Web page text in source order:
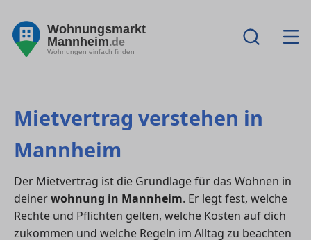
Wohnungsmarkt
Mannheim.de
Wohnungen einfach finden
Mietvertrag verstehen in
Mannheim
Der Mietvertrag ist die Grundlage für das Wohnen in
deinerwohnung in Mannheim. Er legt fest, welche
Rechte und Pflichten gelten, welche Kosten auf dich
zukommen und welche Regeln im Alltag zu beachten